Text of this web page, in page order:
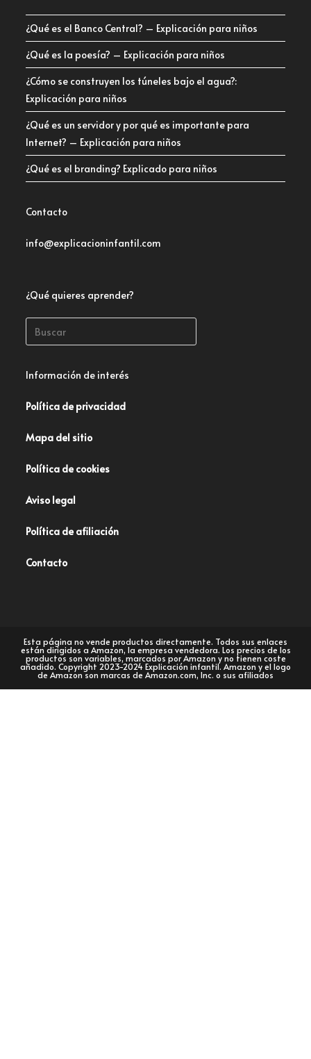
¿Qué es el Banco Central? – Explicación para niños
¿Qué es la poesía? – Explicación para niños
¿Cómo se construyen los túneles bajo el agua?:
Explicación para niños
¿Qué es un servidor y por qué es importante para
Internet? – Explicación para niños
¿Qué es el branding? Explicado para niños
Contacto
info@explicacioninfantil.com
¿Qué quieres aprender?
Información de interés
Política de privacidad
Mapa del sitio
Política de cookies
Aviso legal
Política de afiliación
Contacto
Esta página no vende productos directamente. Todos sus enlaces
están dirigidos a Amazon, la empresa vendedora. Los precios de los
productos son variables, marcados por Amazon y no tienen coste
añadido. Copyright 2023-2024 Explicación infantil. Amazon y el logo
de Amazon son marcas de Amazon.com, Inc. o sus afiliados